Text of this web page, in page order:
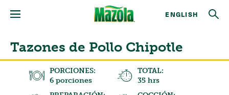
ENGLISH
Tazones de Pollo Chipotle
PORCIONES:
6 porciones
TOTAL:
35 hrs